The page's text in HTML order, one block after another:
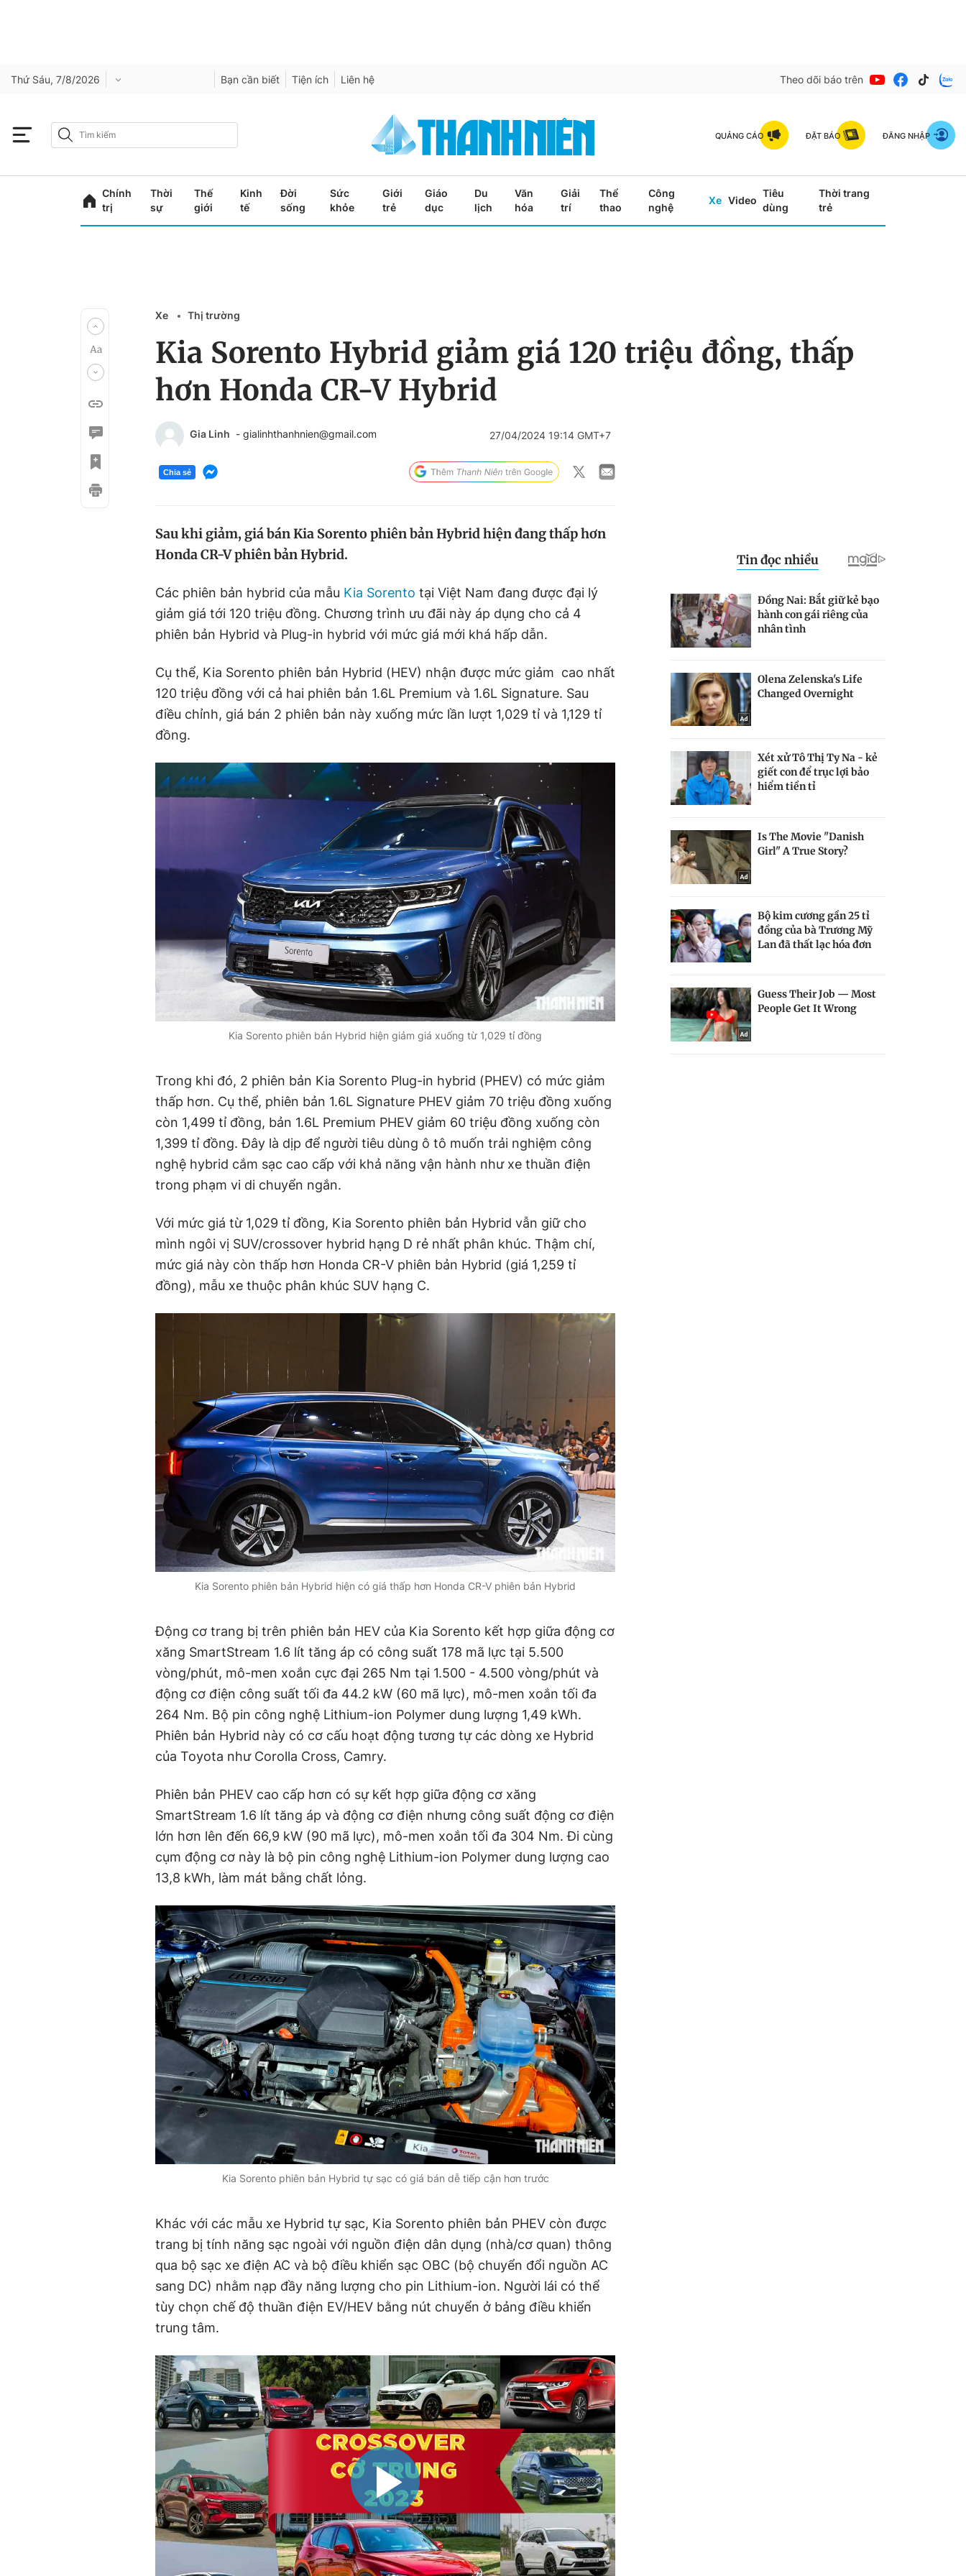
Thứ Sáu, 7/8/2026 Bạn cần biết Tiện ích Liên hệ Theo dõi báo trên
QUẢNG CÁO ĐẶT BÁO ĐĂNG NHẬP
Chính
trị
Thời
sự
Thế
giới
Kinh
tế
Đời
sống
Sức
khỏe
Giới
trẻ
Giáo
dục
Du
lịch
Văn
hóa
Giải
trí
Thể
thao
Công
nghệ
Xe Video
Tiêu
dùng
Thời trang
trẻ
Xe Thị trường
Kia Sorento Hybrid giảm giá 120 triệu đồng, thấp
hơn Honda CR-V Hybrid
Gia Linh - gialinhthanhnien@gmail.com 27/04/2024 19:14 GMT+7
Chia sẻ
Sau khi giảm, giá bán Kia Sorento phiên bản Hybrid hiện đang thấp hơn
Honda CR-V phiên bản Hybrid.
Các phiên bản hybrid của mẫu Kia Sorento tại Việt Nam đang được đại lý
giảm giá tới 120 triệu đồng. Chương trình ưu đãi này áp dụng cho cả 4
phiên bản Hybrid và Plug-in hybrid với mức giá mới khá hấp dẫn.
Cụ thể, Kia Sorento phiên bản Hybrid (HEV) nhận được mức giảm cao nhất
120 triệu đồng với cả hai phiên bản 1.6L Premium và 1.6L Signature. Sau
điều chỉnh, giá bán 2 phiên bản này xuống mức lần lượt 1,029 tỉ và 1,129 tỉ
đồng.
Kia Sorento phiên bản Hybrid hiện giảm giá xuống từ 1,029 tỉ đồng
Trong khi đó, 2 phiên bản Kia Sorento Plug-in hybrid (PHEV) có mức giảm
thấp hơn. Cụ thể, phiên bản 1.6L Signature PHEV giảm 70 triệu đồng xuống
còn 1,499 tỉ đồng, bản 1.6L Premium PHEV giảm 60 triệu đồng xuống còn
1,399 tỉ đồng. Đây là dịp để người tiêu dùng ô tô muốn trải nghiệm công
nghệ hybrid cắm sạc cao cấp với khả năng vận hành như xe thuần điện
trong phạm vi di chuyển ngắn.
Với mức giá từ 1,029 tỉ đồng, Kia Sorento phiên bản Hybrid vẫn giữ cho
mình ngôi vị SUV/crossover hybrid hạng D rẻ nhất phân khúc. Thậm chí,
mức giá này còn thấp hơn Honda CR-V phiên bản Hybrid (giá 1,259 tỉ
đồng), mẫu xe thuộc phân khúc SUV hạng C.
Kia Sorento phiên bản Hybrid hiện có giá thấp hơn Honda CR-V phiên bản Hybrid
Động cơ trang bị trên phiên bản HEV của Kia Sorento kết hợp giữa động cơ
xăng SmartStream 1.6 lít tăng áp có công suất 178 mã lực tại 5.500
vòng/phút, mô-men xoắn cực đại 265 Nm tại 1.500 - 4.500 vòng/phút và
động cơ điện công suất tối đa 44.2 kW (60 mã lực), mô-men xoắn tối đa
264 Nm. Bộ pin công nghệ Lithium-ion Polymer dung lượng 1,49 kWh.
Phiên bản Hybrid này có cơ cấu hoạt động tương tự các dòng xe Hybrid
của Toyota như Corolla Cross, Camry.
Phiên bản PHEV cao cấp hơn có sự kết hợp giữa động cơ xăng
SmartStream 1.6 lít tăng áp và động cơ điện nhưng công suất động cơ điện
lớn hơn lên đến 66,9 kW (90 mã lực), mô-men xoắn tối đa 304 Nm. Đi cùng
cụm động cơ này là bộ pin công nghệ Lithium-ion Polymer dung lượng cao
13,8 kWh, làm mát bằng chất lỏng.
Kia Sorento phiên bản Hybrid tự sạc có giá bán dễ tiếp cận hơn trước
Khác với các mẫu xe Hybrid tự sạc, Kia Sorento phiên bản PHEV còn được
trang bị tính năng sạc ngoài với nguồn điện dân dụng (nhà/cơ quan) thông
qua bộ sạc xe điện AC và bộ điều khiển sạc OBC (bộ chuyển đổi nguồn AC
sang DC) nhằm nạp đầy năng lượng cho pin Lithium-ion. Người lái có thể
tùy chọn chế độ thuần điện EV/HEV bằng nút chuyển ở bảng điều khiển
trung tâm.